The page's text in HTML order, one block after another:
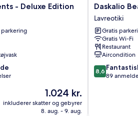
- Deluxe Edition
Prisen
er
1.024 kr.
1.024 kr.
inkluderer skatter og gebyrer
8. aug. - 9. aug.
Daskalio
Beach
Hotel
Lavreotiki
Daskalio
Lavreotiki
Gratis
Gratis Wi-Fi
Restaurant
Aircondition
8.6
ud
8,6
89